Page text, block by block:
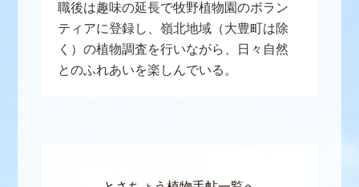
職後は趣味の延長で牧野植物園のボラン
ティアに登録し、嶺北地域（大豊町は除
く）の植物調査を行いながら、日々自然
とのふれあいを楽しんでいる。